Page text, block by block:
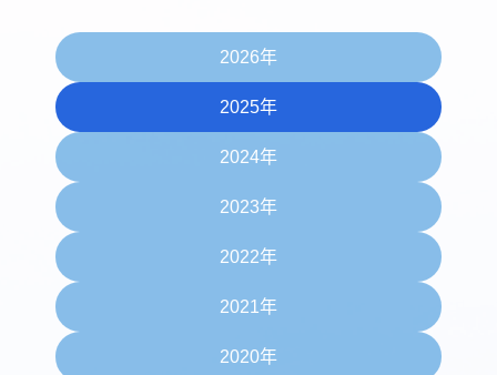
2026年
2025年
2024年
2023年
2022年
2021年
2020年